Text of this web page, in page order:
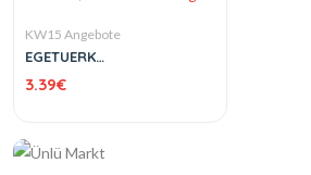
KW15 Angebote
EGETUERK
Avci Sosis 250 g
3.39€